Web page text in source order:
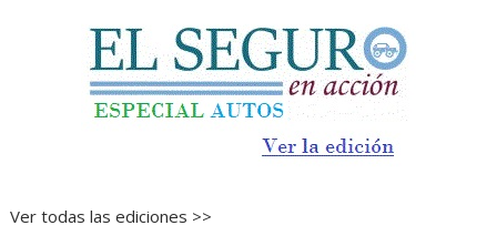
Ver todas las ediciones >>